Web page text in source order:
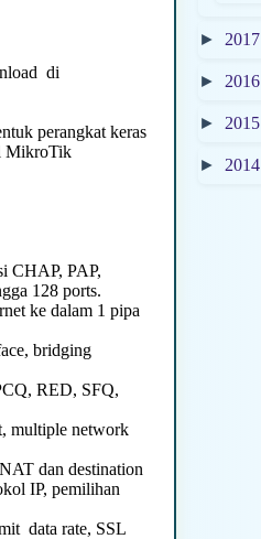
di
perangkat keras
MikroTik
CHAP, PAP,
128 ports.
ke dalam 1 pipa
bridging
RED, SFQ,
multiple network
dan destination
IP, pemilihan
data rate, SSL
► 2017
► 2016
► 2015
► 2014